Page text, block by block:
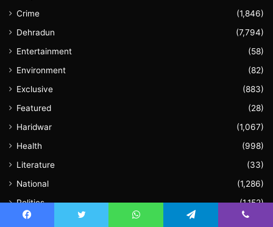
Crime
(1,846)
Dehradun
(7,794)
Entertainment
(58)
Environment
(82)
Exclusive
(883)
Featured
(28)
Haridwar
(1,067)
Health
(998)
Literature
(33)
National
(1,286)
Politics
(1,152)
Sports